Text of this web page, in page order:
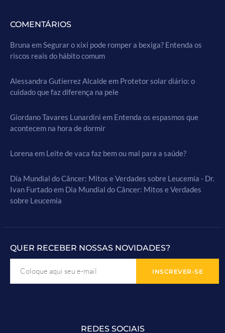
COMENTÁRIOS
Bruna emSegurar o xixi pode romper a bexiga? Entenda os
riscos reais do hábito comum
Alessandra Gutierrez Alcaldeem Protetor solar diário: o
cuidado que faz diferença na pele
Giordano Tavares Lunardini em Entenda os espasmos que
acontecem na hora de dormir
Lorena em Leite de vaca faz bem ou mal para a saúde?
Dia Mundial do Câncer: Mitos e Verdades sobre Leucemia - Dr.
Ivan Furtadoem Dia Mundial do Câncer: Mitos e Verdades
sobre Leucemia
QUER RECEBER NOSSAS NOVIDADES?
REDES SOCIAIS